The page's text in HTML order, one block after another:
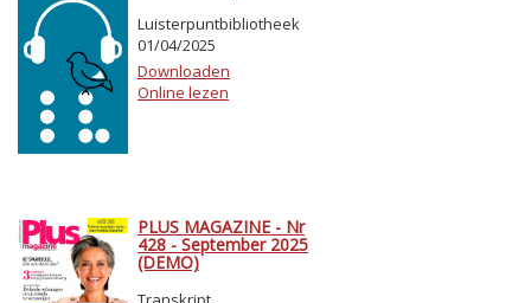
Luisterpuntbibliotheek
01/04/2025
Downloaden
Online lezen
PLUS MAGAZINE - Nr
428 - September 2025
(DEMO)